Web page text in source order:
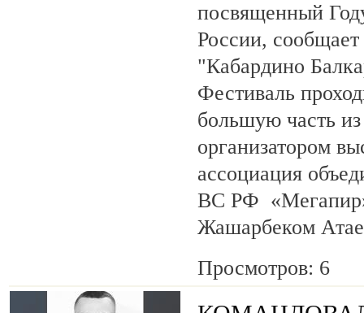
посвященный
России,
"Кабардино
Фестиваль
большую часть
организатором
ассоциация
ВС РФ «Мегапир»
Жашарбеком
Просмотров: 6